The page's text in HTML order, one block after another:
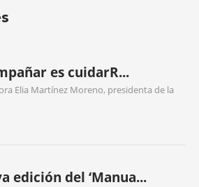
es cuidarR...
Elia Martínez Moreno, presidenta de la
edición del ‘Manua...